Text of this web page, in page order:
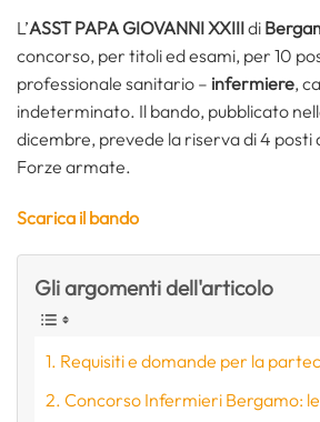
L’ASST PAPA GIOVANNI XXIIIdi
concorso, per titoli ed esami, per 10
professionale sanitario – infermiere,
indeterminato. Il bando, pubblicato
dicembre, prevede la riserva di 4 posti
Forze armate.
Scarica il bando
Gli argomenti dell'articolo
Requisiti e domande per la
Concorso Infermieri Bergamo: le